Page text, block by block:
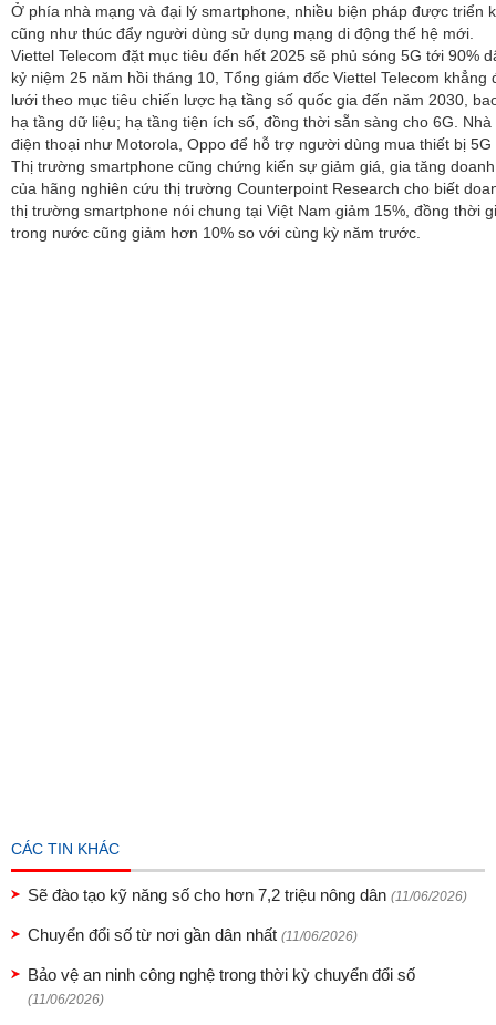
Ở phía nhà mạng và đại lý smartphone, nhiều biện pháp được triển
cũng như thúc đẩy người dùng sử dụng mạng di động thế hệ mới.
Viettel Telecom đặt mục tiêu đến hết 2025 sẽ phủ sóng 5G tới 90%
kỷ niệm 25 năm hồi tháng 10, Tổng giám đốc Viettel Telecom
lưới theo mục tiêu chiến lược hạ tầng số quốc gia đến năm 2030,
hạ tầng dữ liệu; hạ tầng tiện ích số, đồng thời sẵn sàng cho 6G.
điện thoại như Motorola, Oppo để hỗ trợ người dùng mua thiết bị
Thị trường smartphone cũng chứng kiến sự giảm giá, gia tăng
của hãng nghiên cứu thị trường Counterpoint Research cho biết
thị trường smartphone nói chung tại Việt Nam giảm 15%, đồng thời
trong nước cũng giảm hơn 10% so với cùng kỳ năm trước.
CÁC TIN KHÁC
Sẽ đào tạo kỹ năng số cho hơn 7,2 triệu nông dân (11/06/2026)
Chuyển đổi số từ nơi gần dân nhất (11/06/2026)
Bảo vệ an ninh công nghệ trong thời kỳ chuyển đổi số
(11/06/2026)